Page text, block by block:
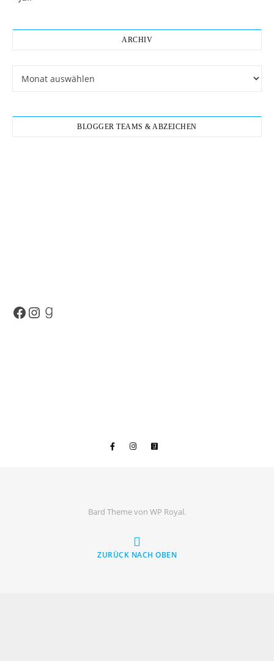
ARCHIV
BLOGGER TEAMS & ABZEICHEN
Facebook
Instagram
Goodreads
Bard Theme von WP Royal.
ZURÜCK NACH OBEN